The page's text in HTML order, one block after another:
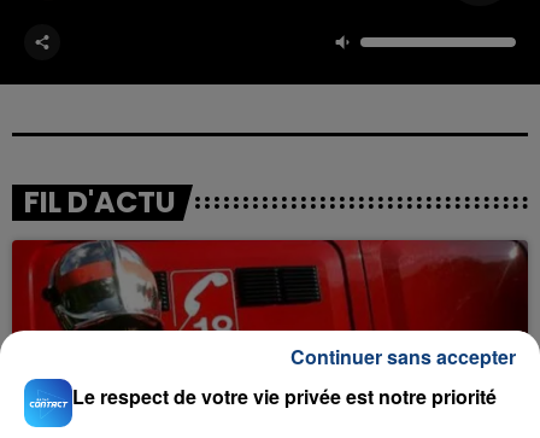
FIL D'ACTU
Le respect de votre vie privée est notre priorité
Continuer sans accepter